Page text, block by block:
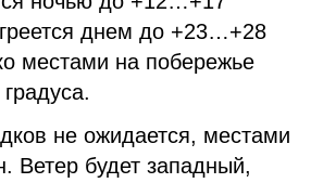
днем до +23…+28
местами на побережье
не ожидается, местами
Ветер будет западный,